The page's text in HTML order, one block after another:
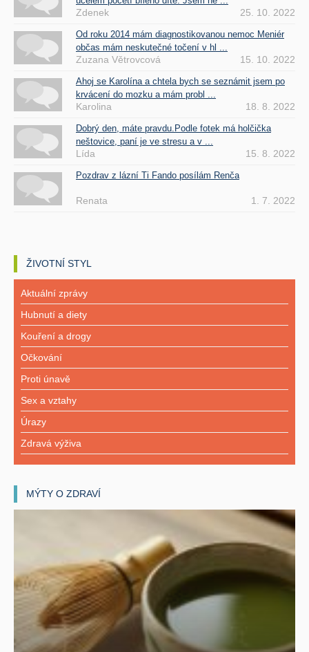
Zdenek 25. 10. 2022
Od roku 2014 mám diagnostikovanou nemoc Meniér
občas mám neskutečné točení v hl ...
Zuzana Větrovcová 15. 10. 2022
Ahoj se Karolína a chtela bych se seznámit jsem po
krvácení do mozku a mám probl ...
Karolina 18. 8. 2022
Dobrý den, máte pravdu.Podle fotek má holčička
neštovice, paní je ve stresu a v ...
Lída 15. 8. 2022
Pozdrav z lázní Ti Fando posílám Renča
Renata 1. 7. 2022
ŽIVOTNÍ STYL
Aktuální zprávy
Hubnutí a diety
Kouření a drogy
Očkování
Proti únavě
Sex a vztahy
Úrazy
Zdravá výživa
MÝTY O ZDRAVÍ